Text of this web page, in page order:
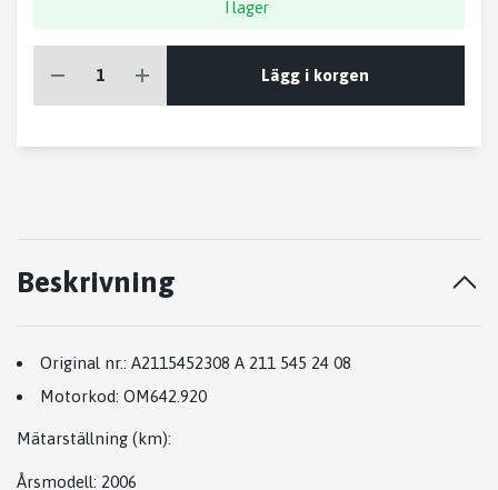
I lager
Lägg i korgen
Beskrivning
Original nr.: A2115452308 A 211 545 24 08
Motorkod: OM642.920
Mätarställning (km):
Årsmodell: 2006